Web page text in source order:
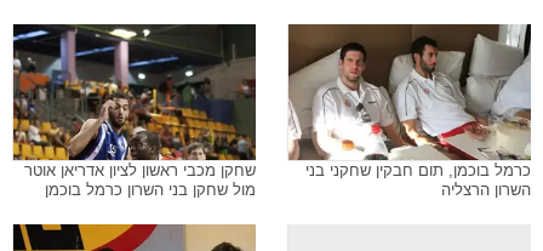
כרמל בוכמן, תום חבקין שחקני בני
השרון הרצליה
שחקן מכבי ראשון לציון אדריאן אוטר
מול שחקן בני השרון כרמל בוכמן